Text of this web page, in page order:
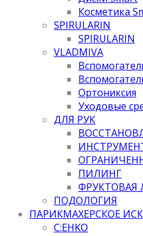
Косметика
SPIRULARIN
SPIRULARIN
VLADMIVA
Ортониксия
Уходовые
ДЛЯ РУК
ПИЛИНГ
ФРУКТОВАЯ
ПОДОЛОГИЯ
ПАРИКМАХЕРСКОЕ
C:EHKO